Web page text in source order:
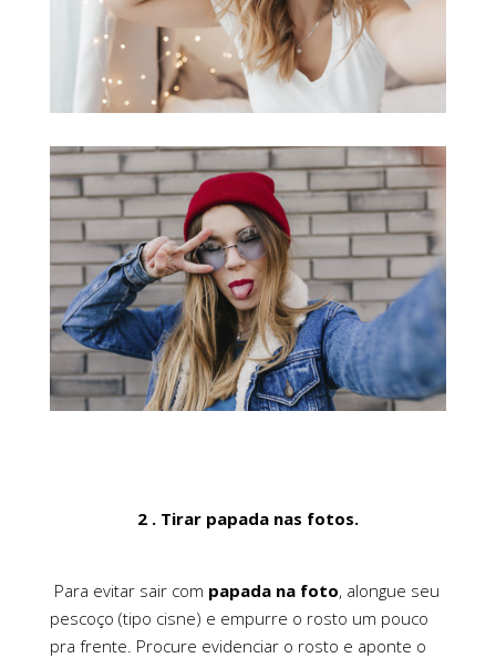
2 . Tirar papada nas fotos.
Para evitar sair com papada na foto, alongue seu
pescoço (tipo cisne) e empurre o rosto um pouco
pra frente. Procure evidenciar o rosto e aponte o